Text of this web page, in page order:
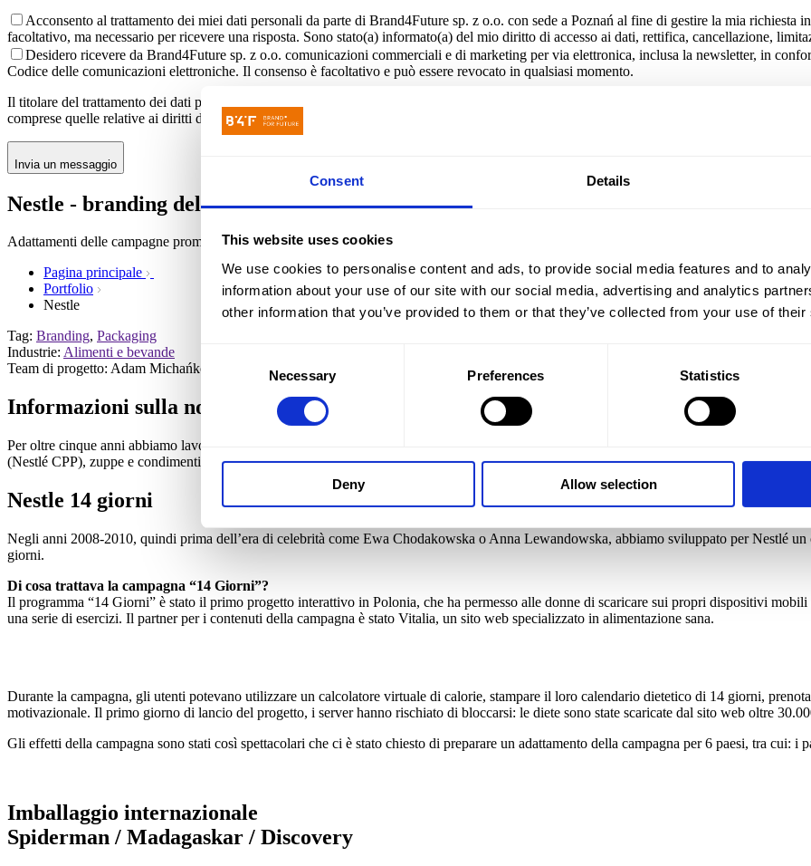
Consent Details
This website uses cookies
We use cookies to personalise content and ads, to provide social media features and to
information about your use of our site with our social media, advertising and analytics
other information that you’ve provided to them or that they’ve collected from your use of
Selection
Necessary Preferences Statistics
Deny Allow selection
Acconsento al trattamento dei miei dati personali da parte di Brand4Future sp. z o.o. con sede a Poznań al fine di gestire la mia
facoltativo, ma necessario per ricevere una risposta. Sono stato(a) informato(a) del mio diritto di accesso ai dati, rettifica, cancellazione,
Desidero ricevere da Brand4Future sp. z o.o. comunicazioni commerciali e di marketing per via elettronica, inclusa la newsletter, in
Codice delle comunicazioni elettroniche. Il consenso è facoltativo e può essere revocato in qualsiasi momento.
Il titolare del trattamento dei dati personali forniti nel modulo di contatto è Brand4Future sp. z o.o. con sede a Poznań. I dati saranno trattati
comprese quelle relative ai diritti dell’interessato, sono disponibili nella
Invia un messaggio
Nestle - branding dell'imballaggio
Adattamenti delle campagne promozionali e delle versioni linguistiche delle confezioni dei cereali
Pagina principale
Portfolio
Nestle
Tag: Branding, Packaging
Industrie: Alimenti e bevande
Team di progetto: Adam Michańków
(Head of Strategy)
Informazioni sulla nostra collaborazione con Nestle
Per oltre cinque anni abbiamo lavorato per Nestlé per i suoi vari marchi. Abbiamo implementato campagne digitali a supporto delle vendite
(Nestlé CPP), zuppe e condimenti (Nestlé Winiary) e condimenti e ketchup (Nestlé Torchin Ukraina).
Nestle 14 giorni
Negli anni 2008-2010, quindi prima dell’era di celebrità come Ewa Chodakowska o Anna Lewandowska, abbiamo sviluppato per Nestlé
giorni.
Di cosa trattava la campagna “14 Giorni”?
Il programma “14 Giorni” è stato il primo progetto interattivo in Polonia, che ha permesso alle donne di scaricare sui propri dispositivi
una serie di esercizi. Il partner per i contenuti della campagna è stato Vitalia, un sito web specializzato in alimentazione sana.
Durante la campagna, gli utenti potevano utilizzare un calcolatore virtuale di calorie, stampare il loro calendario dietetico di 14 giorni,
motivazionale. Il primo giorno di lancio del progetto, i server hanno rischiato di bloccarsi: le diete sono state scaricate dal sito web oltre
Gli effetti della campagna sono stati così spettacolari che ci è stato chiesto di preparare un adattamento della campagna per 6 paesi, tra cui: i
Imballaggio internazionale
Spiderman / Madagaskar / Discovery